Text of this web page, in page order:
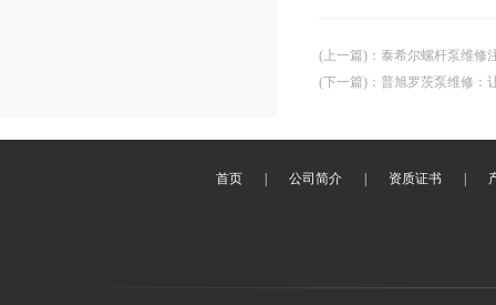
(上一篇) ： 泰希尔螺杆泵维修
(下一篇) ： 普旭罗茨泵维修：
首页 | 公司简介 | 资质证书 |